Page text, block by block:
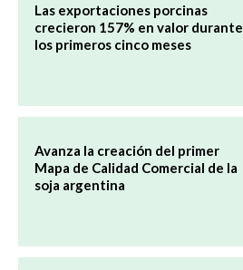
Las exportaciones porcinas
crecieron 157% en valor durante
los primeros cinco meses
Avanza la creación del primer
Mapa de Calidad Comercial de la
soja argentina